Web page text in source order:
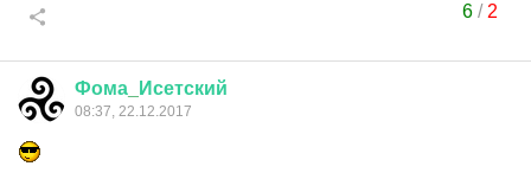
6/ 2
Фома Исетский
08:37, 22.12.2017